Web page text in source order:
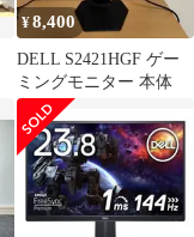
¥8,400
DELL S2421HGF ゲー
ミングモニター 本体